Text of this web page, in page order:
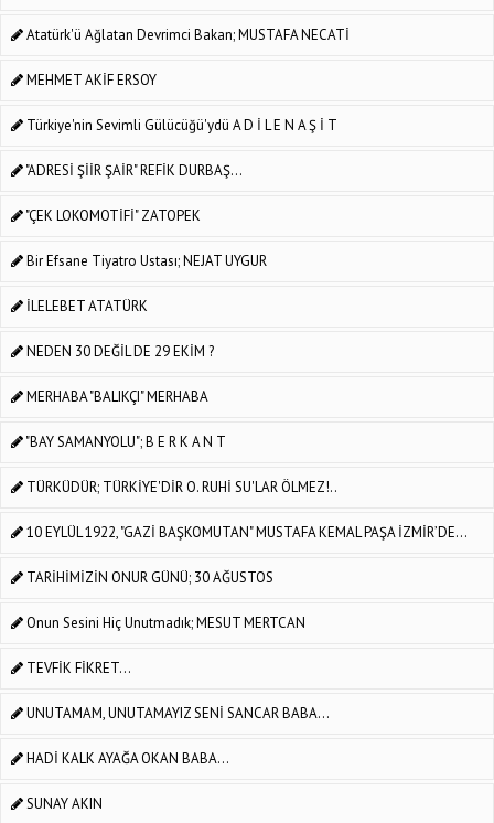
Atatürk'ü Ağlatan Devrimci Bakan; MUSTAFA NECATİ
MEHMET AKİF ERSOY
Türkiye'nin Sevimli Gülücüğü'ydü A D İ L E N A Ş İ T
"ADRESİ ŞİİR ŞAİR" REFİK DURBAŞ...
"ÇEK LOKOMOTİFİ" ZATOPEK
Bir Efsane Tiyatro Ustası; NEJAT UYGUR
İLELEBET ATATÜRK
NEDEN 30 DEĞİL DE 29 EKİM ?
MERHABA "BALIKÇI" MERHABA
"BAY SAMANYOLU"; B E R K A N T
TÜRKÜDÜR; TÜRKİYE'DİR O. RUHİ SU'LAR ÖLMEZ!..
10 EYLÜL 1922, "GAZİ BAŞKOMUTAN" MUSTAFA KEMAL PAŞA İZMİR’DE...
TARİHİMİZİN ONUR GÜNÜ; 30 AĞUSTOS
Onun Sesini Hiç Unutmadık; MESUT MERTCAN
TEVFİK FİKRET...
UNUTAMAM, UNUTAMAYIZ SENİ SANCAR BABA...
HADİ KALK AYAĞA OKAN BABA...
SUNAY AKIN